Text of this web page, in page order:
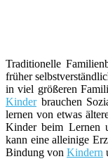
Traditionelle
früher
in viel größeren
Kinderbrauchen
lernen von etwas
Kinder beim Lernen
kann eine alleinige
Bindung von Kindern